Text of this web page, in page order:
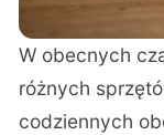
W obecnych
różnych
codziennych